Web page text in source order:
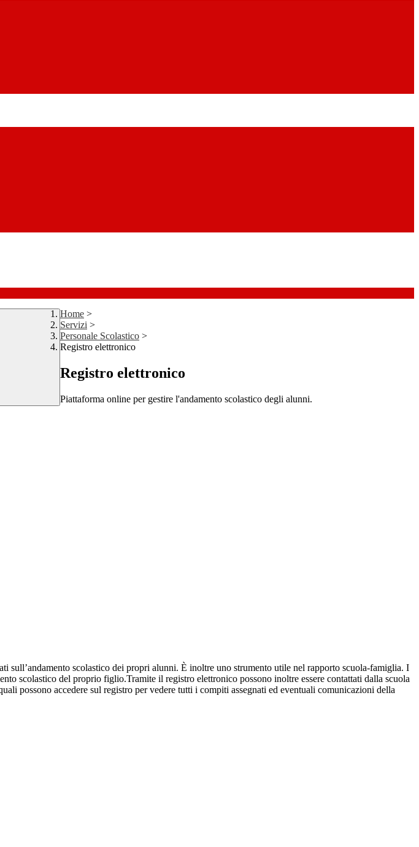
Home >
Servizi >
Personale Scolastico >
Registro elettronico
Registro elettronico
Piattaforma online per gestire l'andamento scolastico degli alunni.
sull’andamento scolastico dei propri alunni. È inoltre uno strumento utile nel rapporto scuola-famiglia. I
scolastico del proprio figlio.Tramite il registro elettronico possono inoltre essere contattati dalla scuola
possono accedere sul registro per vedere tutti i compiti assegnati ed eventuali comunicazioni della